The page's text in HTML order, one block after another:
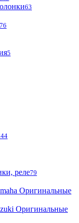
63
5
44
реле79
Оригинальные
Оригинальные